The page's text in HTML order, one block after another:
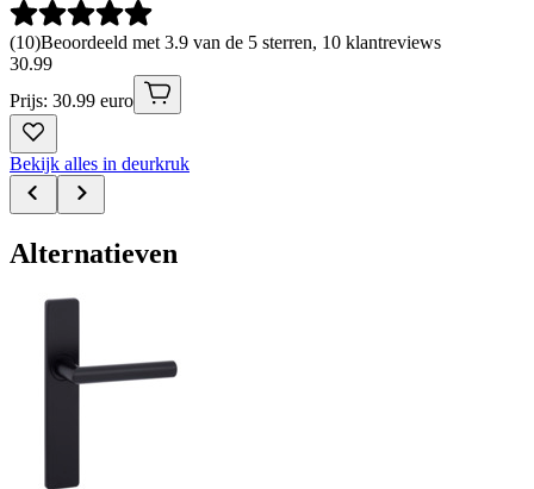
(10)Beoordeeld met 3.9 van de 5 sterren, 10 klantreviews
30.99
Prijs: 30.99 euro
Bekijk alles in deurkruk
Alternatieven